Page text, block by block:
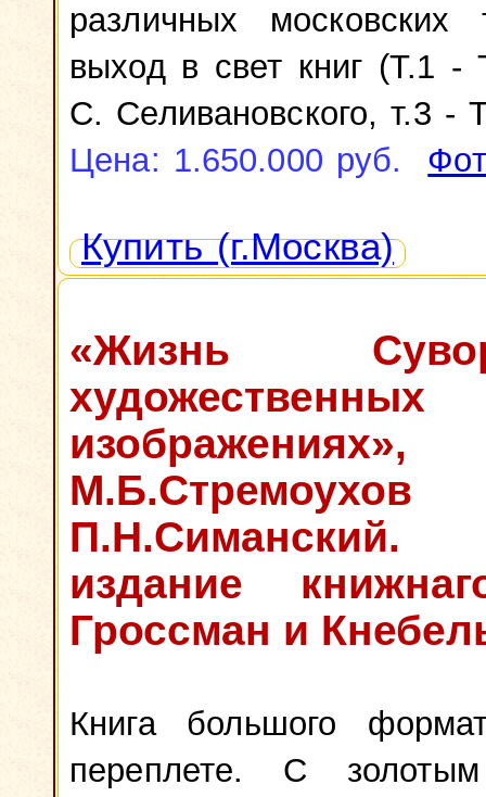
различных московских
выход в свет книг (Т.1
С. Селивановского, т.3
Цена: 1.650.000 руб.
Купить (г.Москва)
«Жизнь
художественных
изображениях»,
издание
Гроссман и
Книга большого
переплете. С